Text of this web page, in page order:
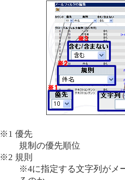
※1 優先
規制の優先順位
※2 規則
※4に指定する文字列がメ